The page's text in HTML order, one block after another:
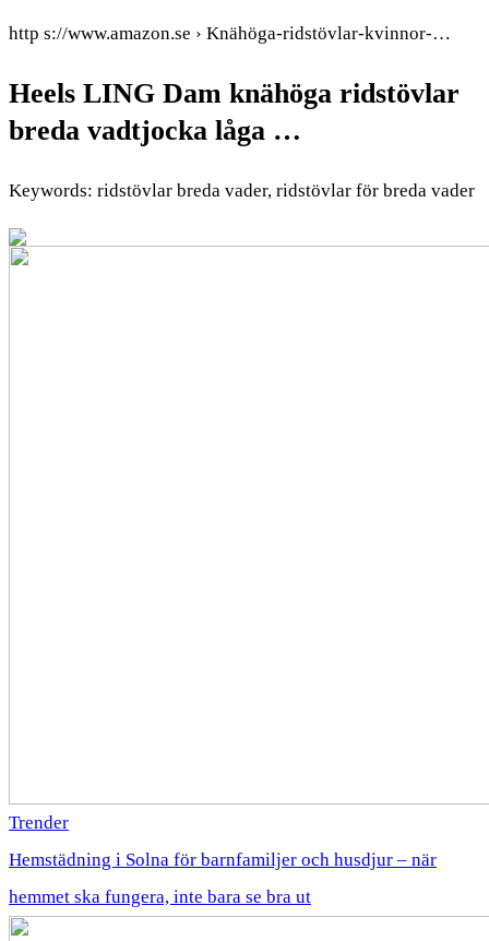
http s://www.amazon.se › Knähöga-ridstövlar-kvinnor-…
Heels LING Dam knähöga ridstövlar
breda vadtjocka låga …
Keywords: ridstövlar breda vader, ridstövlar för breda vader
Trender
Hemstädning i Solna för barnfamiljer och husdjur – när
hemmet ska fungera, inte bara se bra ut